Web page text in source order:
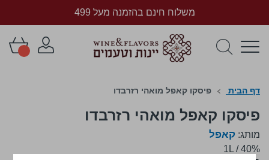
משלוח חינם בהזמנה מעל 499
דף הבית פיסקו קאפל מואהי רזרבדו
פיסקו קאפל מואהי רזרבדו
מותג: קאפל
1L /40%
לדלג